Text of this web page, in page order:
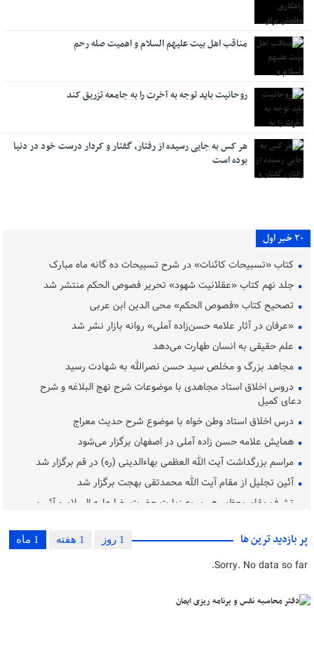
مناقب اهل بیت علیهم السلام و اهمیت صله رحم
روحانیت باید توجه به آخرت را به جامعه تزریق کند
هر کس به جایی رسیده از رفتار، گفتار و کردار درست خود در دنیا
بوده است
20 خبر اول
کتاب «تسبیحات کائنات» در شرح تسبیحات ده‌ گانه ماه مبارک
جلد نهم کتاب «عقلانیت شهود» تحریر فصوص الحکم منتشر شد
تصحیح کتاب «فصوص الحکم» محی الدین ابن عربی
«عرفان در آثار علامه حسن‌زاده آملی» روانه بازار نشر شد
علم حقیقی به انسان طهارت می‌دهد
مجاهد بزرگ و مخلص سید حسن نصرالله به شهادت رسید
دروس اخلاق استاد مجاهدی با موضوعات شرح نهج البلاغه و شرح
دعای کمیل
درس اخلاق استاد وطن خواه با موضوع شرح حدیث معراج
همایش علامه حسن زاده آملی در اصفهان برگزار می‌شود
مراسم بزرگداشت آیت‌ الله العظمی بهاءالدینی (ره) در قم برگزار شد
آئین تجلیل از مقام آیت الله محمدتقی بهجت برگزار شد
تشرف مقام معظم رهبری به زیارت حضرت رضا علیه السلام و آئیین
بررسی مسئله «کاربست اخلاق در فرایند مشاوره»
حضرت آیت الله محفوظی به دیار باقی شتافت
بزرگ ترین بحران جوامع غرب بی‌اخلاقی است
پر بازدید ترین ها 1 ماه 1 هفته 1 روز
Sorry. No data so far.